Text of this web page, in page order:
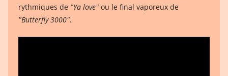
rythmiques de ʺYa loveʺ ou le final vaporeux de
ʺButterfly 3000ʺ.